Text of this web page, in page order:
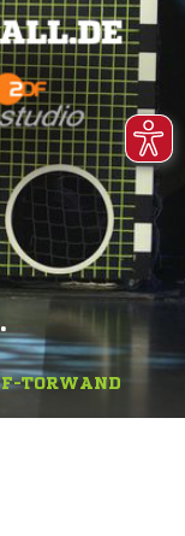
TORWAND